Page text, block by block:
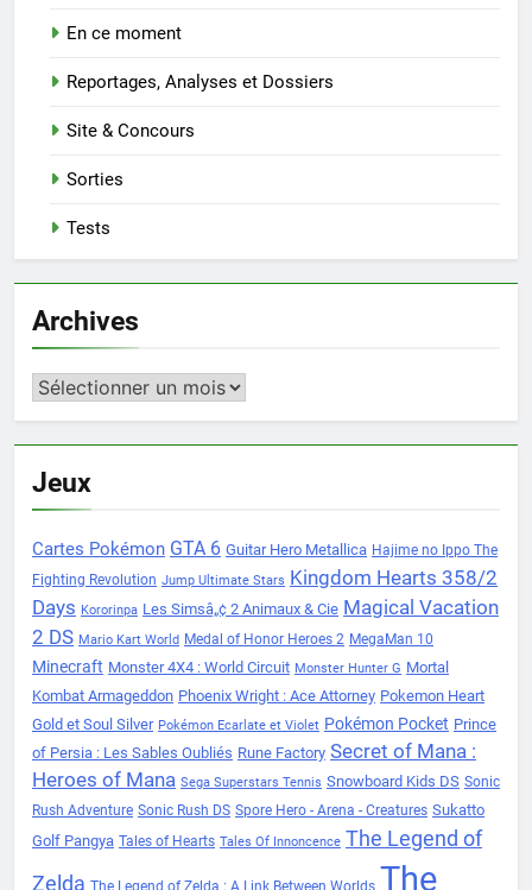
En ce moment
Reportages, Analyses et Dossiers
Site & Concours
Sorties
Tests
Archives
Archives
Jeux
Cartes Pokémon GTA 6 Guitar Hero Metallica Hajime no Ippo The
Fighting Revolution Jump Ultimate Stars Kingdom Hearts 358/2
Days Kororinpa Les Simsâ„¢ 2 Animaux & Cie Magical Vacation
2 DS Mario Kart World Medal of Honor Heroes 2 MegaMan 10
Minecraft Monster 4X4 : World Circuit Monster Hunter G Mortal
Kombat Armageddon Phoenix Wright : Ace Attorney Pokemon Heart
Gold et Soul Silver Pokémon Ecarlate et Violet Pokémon Pocket Prince
of Persia : Les Sables Oubliés Rune Factory Secret of Mana :
Heroes of Mana Sega Superstars Tennis Snowboard Kids DS Sonic
Rush Adventure Sonic Rush DS Spore Hero - Arena - Creatures Sukatto
Golf Pangya Tales of Hearts Tales Of Innoncence The Legend of
Zelda The Legend of Zelda : A Link Between Worlds The